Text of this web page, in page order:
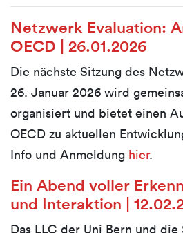
Netzwerk Evaluation:
OECD | 26.01.2026
Die nächste Sitzung des
26. Januar 2026 wird
organisiert und bietet einen
OECD zu aktuellen
Info und Anmeldung hier.
Ein Abend voller
und Interaktion |
Das LLC der Uni Bern und die